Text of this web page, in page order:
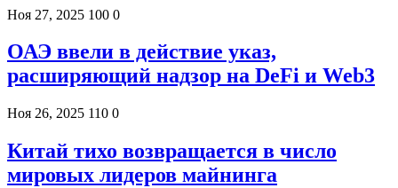
Ноя 27, 2025 100 0
ОАЭ ввели в действие указ,
расширяющий надзор на DeFi и Web3
Ноя 26, 2025 110 0
Китай тихо возвращается в число
мировых лидеров майнинга